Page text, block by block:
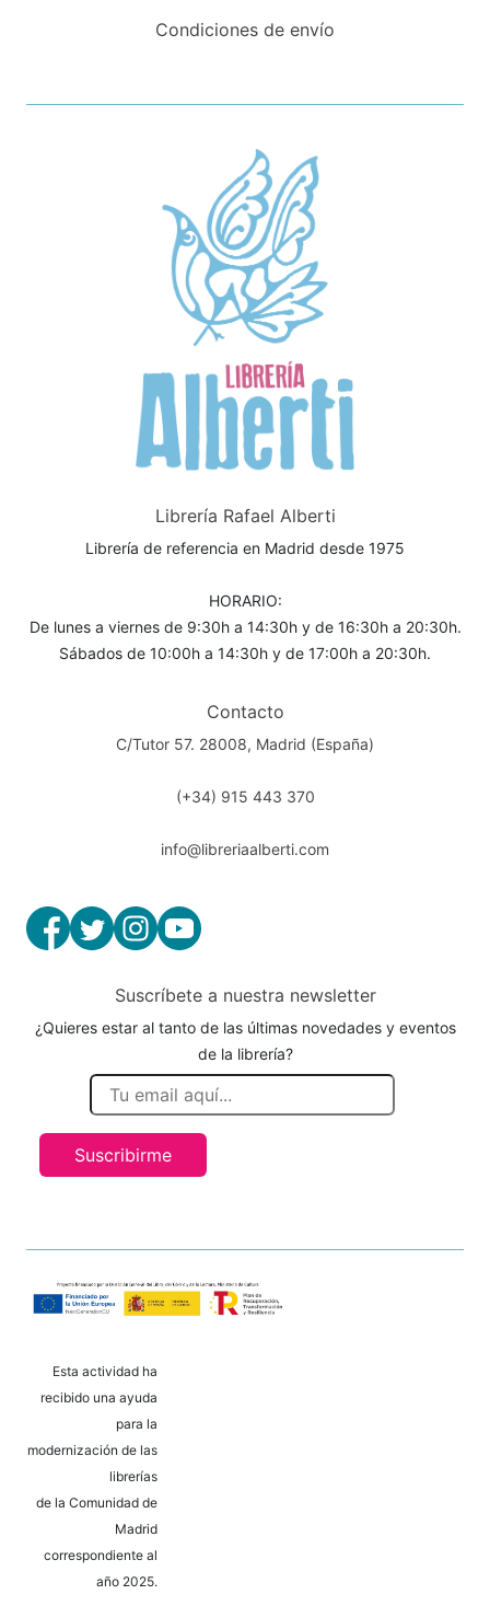
Condiciones de envío
Librería Rafael Alberti
Librería de referencia en Madrid desde 1975
HORARIO:
De lunes a viernes de 9:30h a 14:30h y de 16:30h a 20:30h.
Sábados de 10:00h a 14:30h y de 17:00h a 20:30h.
Contacto
C/Tutor 57. 28008, Madrid (España)
(+34) 915 443 370
info@libreriaalberti.com
Suscríbete a nuestra newsletter
¿Quieres estar al tanto de las últimas novedades y eventos
de la librería?
Suscribirme
Esta actividad ha
recibido una ayuda
para la
modernización de las
librerías
de la Comunidad de
Madrid
correspondiente al
año 2025.